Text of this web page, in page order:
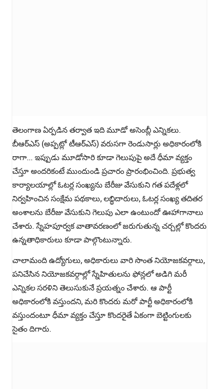
తెలంగాణ ఏర్పడిన తర్వాత ఇది మూడో అసెంబ్లీ ఎన్నికలు.
బీఆర్‌ఎస్ (అప్పట్లో టీఆర్‌ఎస్) వరుసగా రెండుసార్లు అధికారంలోకి
రాగా... ఇప్పుడు మూడోసారి కూడా గెలుపుపై ​​అదే ధీమా వ్యక్తం
చేస్తూ అందరికంటే ముందుండి ప్రచారం ప్రారంభించింది. ప్రభుత్వ
కార్యాలయాల్లో ఓటర్ల సంఖ్యను బేరీజు వేసుకుని గత పదేళ్లలో
నిర్వహించిన సంక్షేమ పథకాలు, లబ్ధిదారులు, ఓటర్ల సంఖ్య తదితర
అంశాలను బేరీజు వేసుకుని గెలుపు ఎలా ఉంటుందో ఊహాగానాలు
చేశారు. స్నేహపూర్వక వాతావరణంలో జరుగుతున్న చర్చల్లో కొందరు
ఉన్నతాధికారులు కూడా పాల్గొంటున్నారు.
చాలామంది ఉద్యోగులు, అధికారులు వారి సొంత నియోజకవర్గాలు,
పనిచేసిన నియోజకవర్గాల్లో స్నేహితులను ఫోన్లలో అడిగి మరీ
ఎన్నికల సరళిని తెలుసుకునే ప్రయత్నం చేశారు. ఆ పార్టీ
అధికారంలోకి వస్తుందని, మరి కొందరు మరో పార్టీ అధికారంలోకి
వస్తుందంటూ ధీమా వ్యక్తం చేస్తూ కొందరైతే ఏకంగా బెట్టింగులకు
సైతం దిగారు.